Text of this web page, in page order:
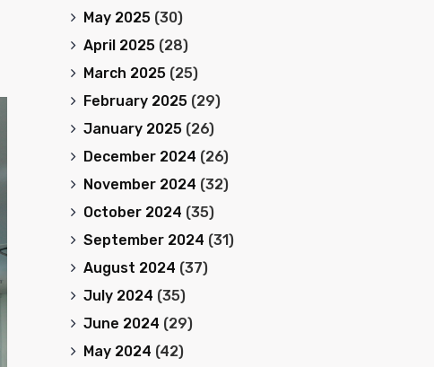
May 2025(30)
April 2025(28)
March 2025(25)
February 2025(29)
January 2025(26)
December 2024 (26)
November 2024 (32)
October 2024 (35)
September 2024 (31)
August 2024 (37)
July 2024 (35)
June 2024 (29)
May 2024 (42)